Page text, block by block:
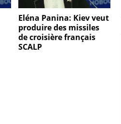
Eléna Panina: Kiev veut
produire des missiles
de croisière français
SCALP